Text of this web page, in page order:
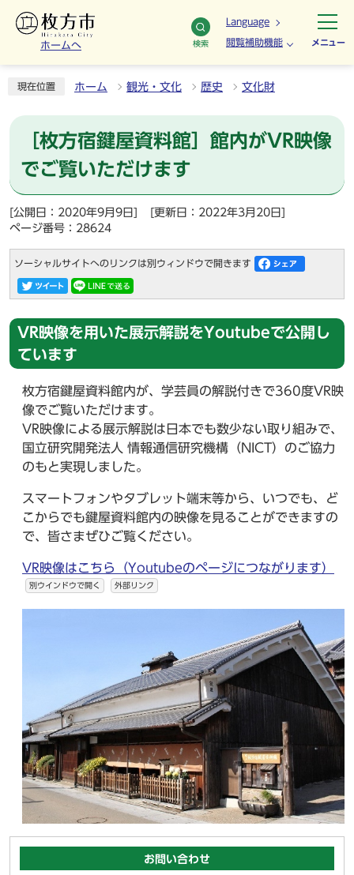
ホームへ 検索
Language
閲覧補助機能 メニュー
現在位置 ホーム 観光・文化 歴史 文化財
［枚方宿鍵屋資料館］館内がVR映像
でご覧いただけます
[公開日：2020年9月9日]
[更新日：2022年3月20日]
ページ番号：28624
ソーシャルサイトへのリンクは別ウィンドウで開きます
VR映像を用いた展示解説をYoutubeで公開し
ています
枚方宿鍵屋資料館内が、学芸員の解説付きで360度VR映
像でご覧いただけます。
VR映像による展示解説は日本でも数少ない取り組みで、
国立研究開発法人 情報通信研究機構（NICT）のご協力
のもと実現しました。
スマートフォンやタブレット端末等から、いつでも、ど
こからでも鍵屋資料館内の映像を見ることができますの
で、皆さまぜひご覧ください。
VR映像はこちら（Youtubeのページにつながります）
別ウインドウで開く 外部リンク
お問い合わせ